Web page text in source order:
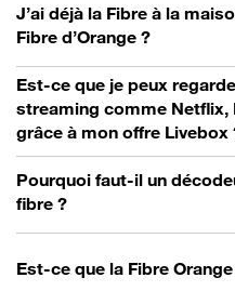
J’ai déjà la Fibre à la
Fibre d’Orange ?
Est-ce que je peux
streaming comme Netflix,
grâce à mon offre Livebox
Pourquoi faut-il un
fibre ?
Est-ce que la Fibre